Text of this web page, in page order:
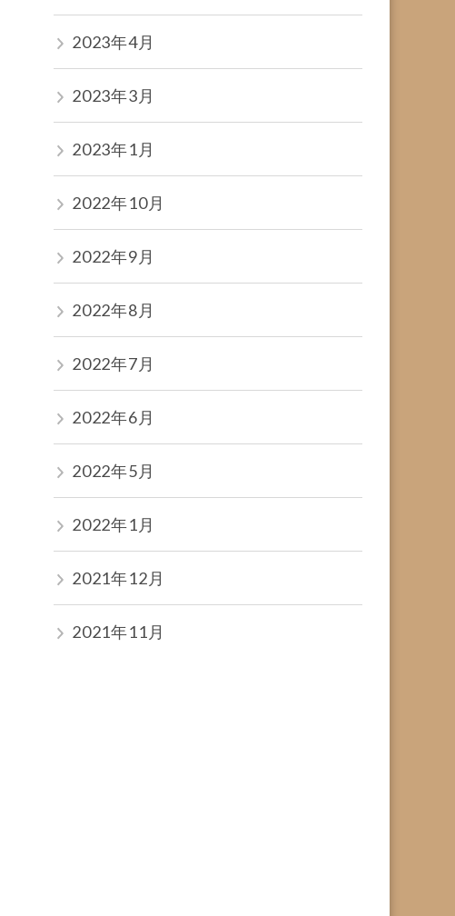
2023年4月
2023年3月
2023年1月
2022年10月
2022年9月
2022年8月
2022年7月
2022年6月
2022年5月
2022年1月
2021年12月
2021年11月